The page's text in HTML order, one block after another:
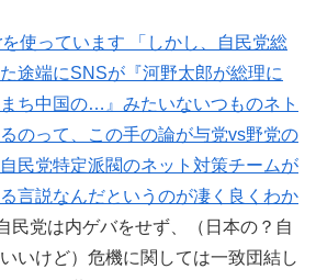
使っています 「しかし、自民党総
途端にSNSが『河野太郎が総理に
ち中国の…』みたいないつものネト
のって、この手の論が与党vs野党の
民党特定派閥のネット対策チームが
言説なんだというのが凄く良くわか
民党は内ゲバをせず、（日本の？自
いけど）危機に関しては一致団結し